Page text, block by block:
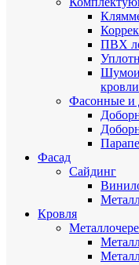
ПВХ
кровли
Фасонные и
Фасад
Сайдинг
Кровля